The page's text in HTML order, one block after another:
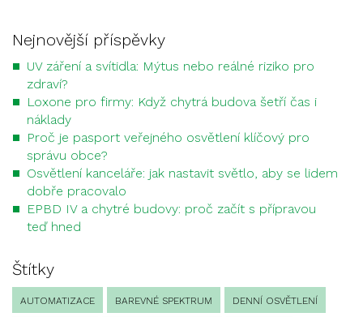
Nejnovější příspěvky
UV záření a svítidla: Mýtus nebo reálné riziko pro
zdraví?
Loxone pro firmy: Když chytrá budova šetří čas i
náklady
Proč je pasport veřejného osvětlení klíčový pro
správu obce?
Osvětlení kanceláře: jak nastavit světlo, aby se lidem
dobře pracovalo
EPBD IV a chytré budovy: proč začít s přípravou
teď hned
Štítky
AUTOMATIZACE BAREVNÉ SPEKTRUM DENNÍ OSVĚTLENÍ